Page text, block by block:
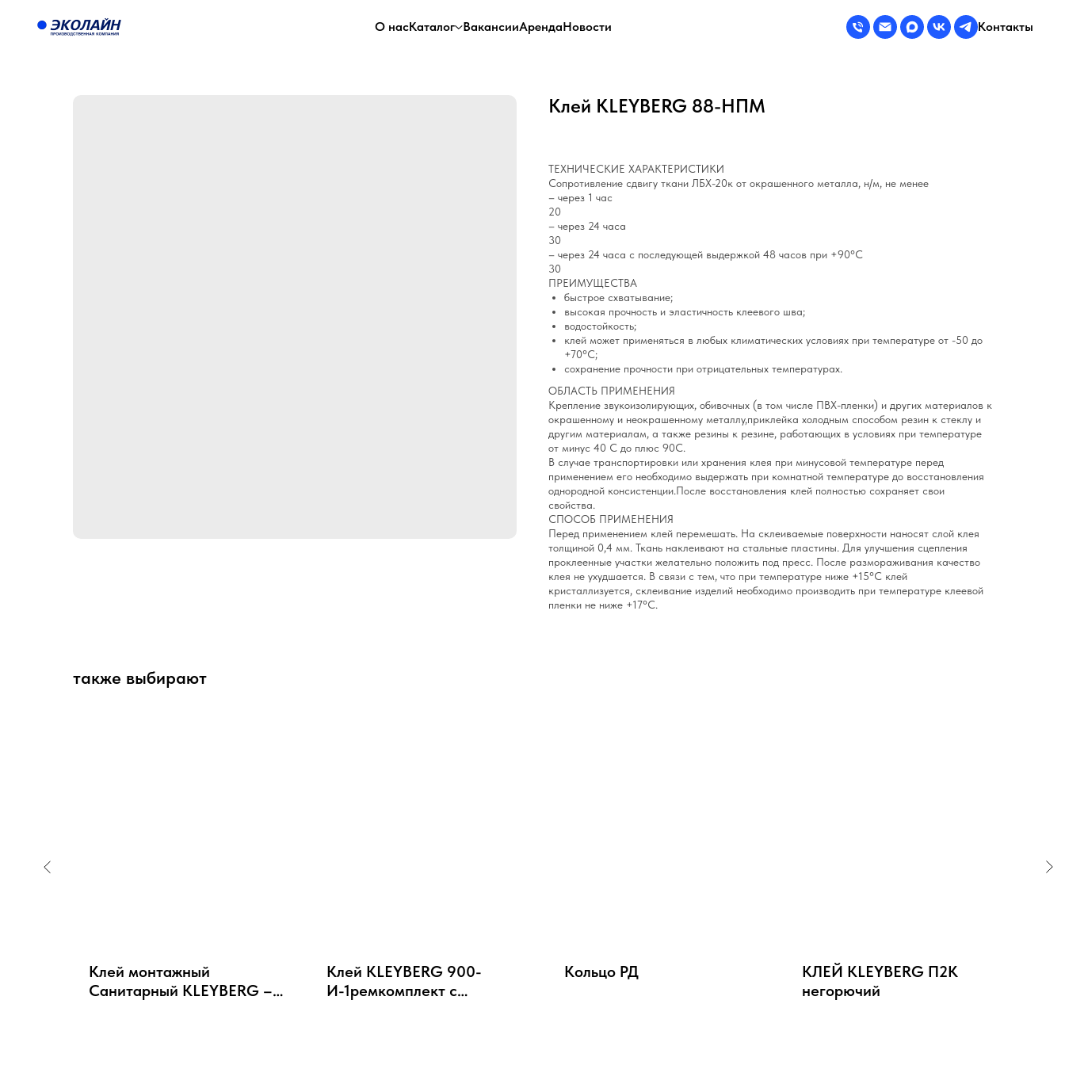
О насКаталог ВакансииАрендаНовости Контакты
Клей KLEYBERG 88-НПМ
ТЕХНИЧЕСКИЕ ХАРАКТЕРИСТИКИ
Сопротивление сдвигу ткани ЛБХ-20к от окрашенного металла, н/м, не менее
– через 1 час
20
– через 24 часа
30
– через 24 часа с последующей выдержкой 48 часов при +90°С
30
ПРЕИМУЩЕСТВА
быстрое схватывание;
высокая прочность и эластичность клеевого шва;
водостойкость;
клей может применяться в любых климатических условиях при температуре от -50 до
+70°С;
сохранение прочности при отрицательных температурах.
ОБЛАСТЬ ПРИМЕНЕНИЯ
Крепление звукоизолирующих, обивочных (в том числе ПВХ-пленки) и других материалов к
окрашенному и неокрашенному металлу,приклейка холодным способом резин к стеклу и
другим материалам, а также резины к резине, работающих в условиях при температуре
от минус 40 С до плюс 90С.
В случае транспортировки или хранения клея при минусовой температуре перед
применением его необходимо выдержать при комнатной температуре до восстановления
однородной консистенции.После восстановления клей полностью сохраняет свои
свойства.
СПОСОБ ПРИМЕНЕНИЯ
Перед применением клей перемешать. На склеиваемые поверхности наносят слой клея
толщиной 0,4 мм. Ткань наклеивают на стальные пластины. Для улучшения сцепления
проклеенные участки желательно положить под пресс. После размораживания качество
клея не ухудшается. В связи с тем, что при температуре ниже +15°С клей
кристаллизуется, склеивание изделий необходимо производить при температуре клеевой
пленки не ниже +17°С.
также выбирают
Клей монтажный
Санитарный KLEYBERG –
Клей KLEYBERG 900-
И-1ремкомплект с
Кольцо РД
КЛЕЙ KLEYBERG П2К
негорючий